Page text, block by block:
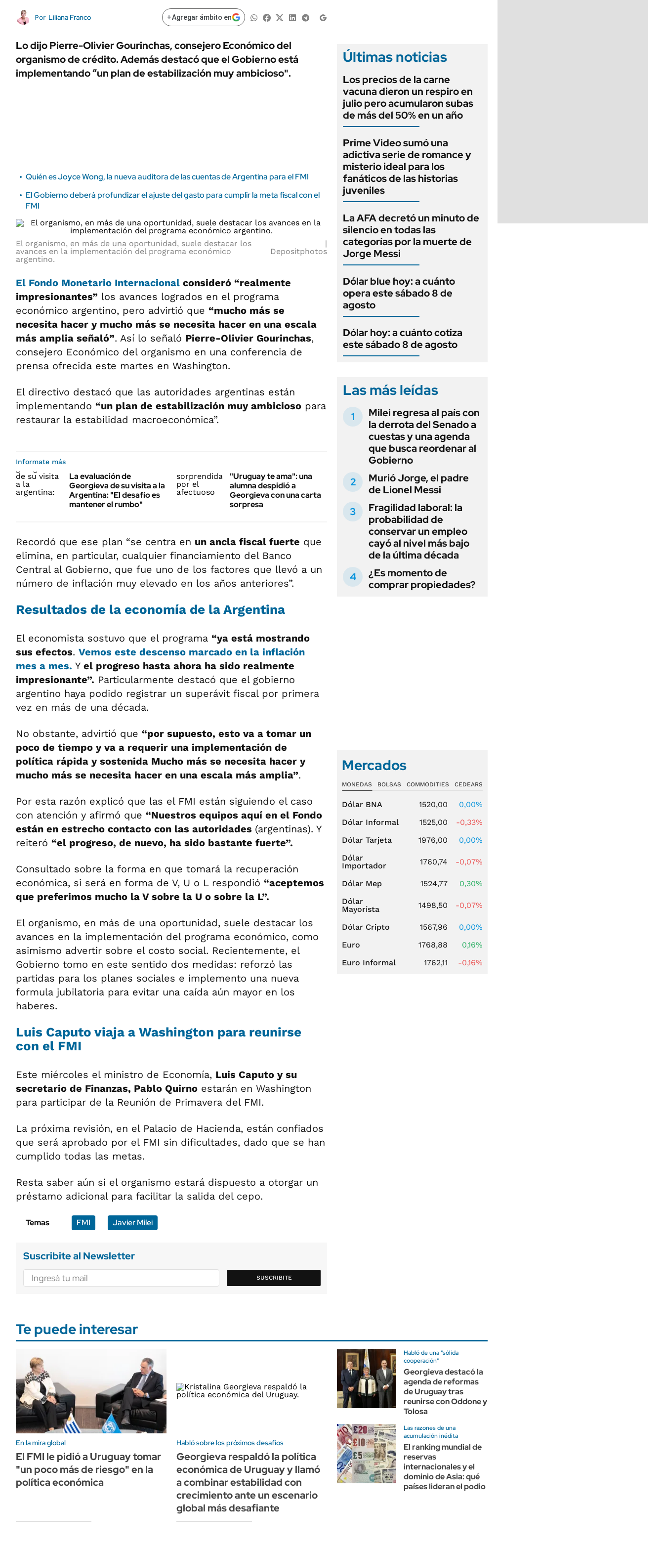
MEDIAKIT AMBITO DEBATE
Municipios
AUTOS
Por Liliana Franco +Agregar ámbito en
Lo dijo Pierre-Olivier Gourinchas, consejero Económico del
organismo de crédito. Además destacó que el Gobierno está
implementando “un plan de estabilización muy ambicioso".
Quién es Joyce Wong, la nueva auditora de las cuentas de Argentina para el FMI
El Gobierno deberá profundizar el ajuste del gasto para cumplir la meta fiscal con el
FMI
El organismo, en más de una oportunidad, suele destacar los
avances en la implementación del programa económico
argentino.
Depositphotos
El Fondo Monetario Internacional consideró “realmente
impresionantes” los avances logrados en el programa
económico argentino, pero advirtió que “mucho más se
necesita hacer y mucho más se necesita hacer en una escala
más amplia señaló”. Así lo señaló Pierre-Olivier Gourinchas,
consejero Económico del organismo en una conferencia de
prensa ofrecida este martes en Washington.
El directivo destacó que las autoridades argentinas están
implementando “un plan de estabilización muy ambicioso para
restaurar la estabilidad macroeconómica”.
Informate más
La evaluación de
Georgieva de su visita a la
Argentina: "El desafío es
mantener el rumbo"
"Uruguay te ama": una
alumna despidió a
Georgieva con una carta
sorpresa
Recordó que ese plan “se centra en un ancla fiscal fuerte que
elimina, en particular, cualquier financiamiento del Banco
Central al Gobierno, que fue uno de los factores que llevó a un
número de inflación muy elevado en los años anteriores”.
Resultados de la economía de la Argentina
El economista sostuvo que el programa “ya está mostrando
sus efectos. Vemos este descenso marcado en la inflación
mes a mes. Y el progreso hasta ahora ha sido realmente
impresionante”. Particularmente destacó que el gobierno
argentino haya podido registrar un superávit fiscal por primera
vez en más de una década.
No obstante, advirtió que “por supuesto, esto va a tomar un
poco de tiempo y va a requerir una implementación de
política rápida y sostenida Mucho más se necesita hacer y
mucho más se necesita hacer en una escala más amplia”.
Por esta razón explicó que las el FMI están siguiendo el caso
con atención y afirmó que “Nuestros equipos aquí en el Fondo
están en estrecho contacto con las autoridades (argentinas). Y
reiteró “el progreso, de nuevo, ha sido bastante fuerte”.
Consultado sobre la forma en que tomará la recuperación
económica, si será en forma de V, U o L respondió “aceptemos
que preferimos mucho la V sobre la U o sobre la L”.
El organismo, en más de una oportunidad, suele destacar los
avances en la implementación del programa económico, como
asimismo advertir sobre el costo social. Recientemente, el
Gobierno tomo en este sentido dos medidas: reforzó las
partidas para los planes sociales e implemento una nueva
formula jubilatoria para evitar una caída aún mayor en los
haberes.
Luis Caputo viaja a Washington para reunirse
con el FMI
Este miércoles el ministro de Economía, Luis Caputo y su
secretario de Finanzas, Pablo Quirno estarán en Washington
para participar de la Reunión de Primavera del FMI.
La próxima revisión, en el Palacio de Hacienda, están confiados
que será aprobado por el FMI sin dificultades, dado que se han
cumplido todas las metas.
Resta saber aún si el organismo estará dispuesto a otorgar un
préstamo adicional para facilitar la salida del cepo.
Temas FMI Javier Milei
Suscribite al Newsletter
SUSCRIBITE
Últimas noticias
Los precios de la carne
vacuna dieron un respiro en
julio pero acumularon subas
de más del 50% en un año
Prime Video sumó una
adictiva serie de romance y
misterio ideal para los
fanáticos de las historias
juveniles
La AFA decretó un minuto de
silencio en todas las
categorías por la muerte de
Jorge Messi
Dólar blue hoy: a cuánto
opera este sábado 8 de
agosto
Dólar hoy: a cuánto cotiza
este sábado 8 de agosto
Las más leídas
Milei regresa al país con
la derrota del Senado a
cuestas y una agenda
que busca reordenar al
Gobierno
Murió Jorge, el padre
de Lionel Messi
Fragilidad laboral: la
probabilidad de
conservar un empleo
cayó al nivel más bajo
de la última década
¿Es momento de
comprar propiedades?
Mercados
MONEDAS BOLSAS COMMODITIES CEDEARS
Dólar BNA 1520,00
0,00%
Dólar Informal
1525,00
-0,33%
Dólar Tarjeta
1976,00
0,00%
Dólar
Importador
1760,74 -0,07%
Dólar Mep 1524,77
0,30%
Dólar
Mayorista
1498,50 -0,07%
Dólar Cripto 1567,96
0,00%
Euro
1768,88
0,16%
Euro Informal
1762,11 -0,16%
Te puede interesar
En la mira global
El FMI le pidió a Uruguay tomar
"un poco más de riesgo" en la
política económica
Habló sobre los próximos desafíos
Georgieva respaldó la política
económica de Uruguay y llamó
a combinar estabilidad con
crecimiento ante un escenario
global más desafiante
Habló de una "sólida
cooperación"
Georgieva destacó la
agenda de reformas
de Uruguay tras
reunirse con Oddone y
Tolosa
Las razones de una
acumulación inédita
El ranking mundial de
reservas
internacionales y el
dominio de Asia: qué
países lideran el podio